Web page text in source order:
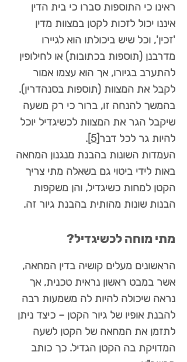
ראינו כי התוספות סברו כי בית הדין
איננו יכול לזכות לקטן במצוות מדין
'זכין', וכל שיש ביכולתו הוא לגיירו
מדרבנן (תוספות בכתובות) או לחילופין
להתערב בגיורו, אך הוא עצמו אמור
לקבל את המצוות (תוספות בסנהדרין).
בהמשך להנחה זו, ברור כי רק משעה
שיקבל הגר את המצוות לכשיגדיל יוכל
להיות גר לכל דבר
.
העמדות השונות בהבנת מנגנון המחאה
באות לידי ביטוי גם בשאלה מתי צריך
הקטן למחות כשיגדיל, והן משקפות
הבנות שונות מהותית בהבנת גיור זה.
מתי מוחה לכשיגדיל?
הראשונים מעלים קושיה בדין המחאה,
אשר במבט ראשון נראית טכנית, אך
נראה שיכולה להיות לה משמעות רבה
להבנת אופיו של גיור הקטן – כיצד ניתן
לתזמן את המחאה של הקטן לשעה
המדויקת בה הקטן הגדיל. כך כותב